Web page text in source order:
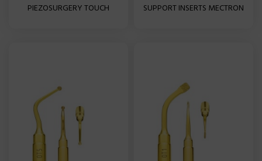
PIEZOSURGERY TOUCH SUPPORT INSERTS MECTRON